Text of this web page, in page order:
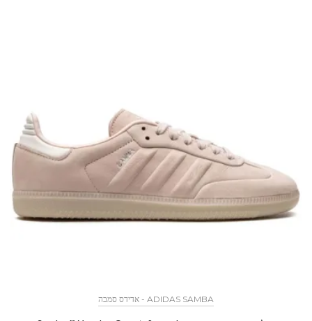
ADIDAS SAMBA - אדידס סמבה